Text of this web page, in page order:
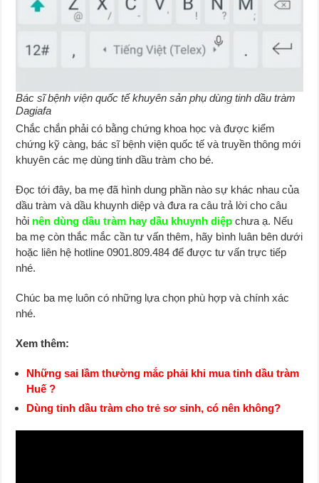
Bác sĩ bệnh viện quốc tế khuyên sản phụ dùng tinh dầu tràm
Dagiafa
Chắc chắn phải có bằng chứng khoa học và được kiểm
chứng kỹ càng, bác sĩ bệnh viện quốc tế và truyền thông mới
khuyên các mẹ dùng tinh dầu tràm cho bé.
Đọc tới đây, ba mẹ đã hình dung phần nào sự khác nhau của
dầu tràm và dầu khuynh diệp và đưa ra câu trả lời cho câu
hỏi nên dùng dầu tràm hay dầu khuynh diệp chưa ạ. Nếu
ba mẹ còn thắc mắc cần tư vấn thêm, hãy bình luân bên dưới
hoặc liên hệ hotline 0901.809.484 để được tư vấn trực tiếp
nhé.
Chúc ba mẹ luôn có những lựa chọn phù hợp và chính xác
nhé.
Xem thêm:
Những sai lầm thường mắc phải khi mua tinh dầu tràm
Huế ?
Dùng tinh dầu tràm cho trẻ sơ sinh, có nên không?